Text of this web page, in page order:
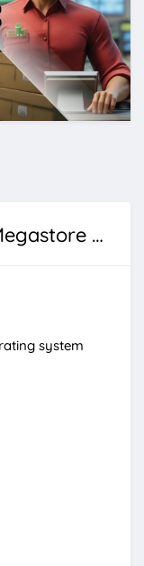
Cấu hình để chơi game Megastore Simulator
system